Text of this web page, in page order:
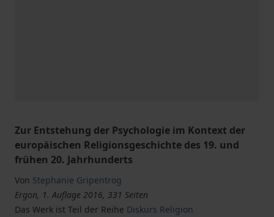
Zur Entstehung der Psychologie im Kontext der
europäischen Religionsgeschichte des 19. und
frühen 20. Jahrhunderts
Von Stephanie Gripentrog
Ergon, 1. Auflage 2016, 331 Seiten
Das Werk ist Teil der Reihe Diskurs Religion